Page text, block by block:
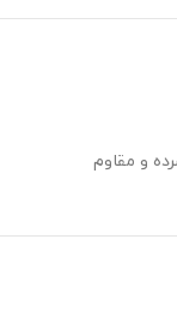
و مقاوم